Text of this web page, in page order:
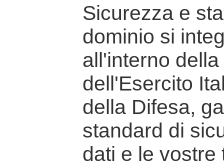
Sicurezza e
dominio si
all'interno
dell'Esercito
della Difesa,
standard di
dati e le vostre